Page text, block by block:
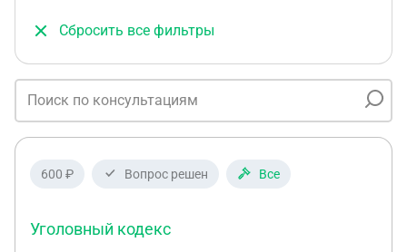
Сбросить все фильтры
600 ₽ Вопрос решен Все
Уголовный кодекс